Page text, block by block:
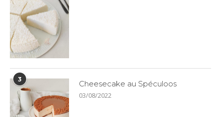
3
Cheesecake au Spéculoos
03/08/2022